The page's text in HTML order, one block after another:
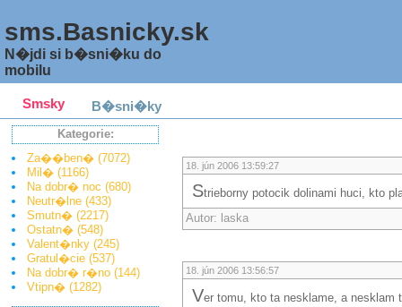
sms.Basnicky.sk
N�jdi si b�sni�ku do
mobilu
Smsky B�sni�ky
Kategorie:
Za��ben� (7072)
Mil� (1166)
Na dobr� noc (680)
Neutr�lne (433)
Smutn� (2217)
Ostatn� (548)
Valent�nky (245)
Gratul�cie (537)
Na dobr� r�no (144)
Vtipn� (1282)
18. jún 2006 13:59:27
strieborny potocik dolinami huci, kto
Autor: laska
18. jún 2006 13:56:57
ver tomu, kto ta nesklame, a nesklam